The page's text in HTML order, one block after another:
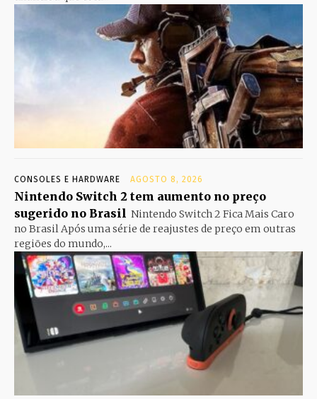
CONSOLES E HARDWARE AGOSTO 8, 2026
Nintendo Switch 2 tem aumento no preço
sugerido no Brasil Nintendo Switch 2 Fica Mais Caro
no Brasil Após uma série de reajustes de preço em outras
regiões do mundo,...